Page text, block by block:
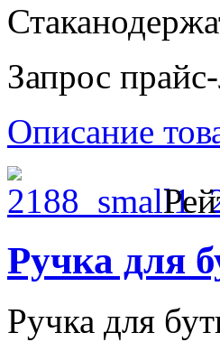
Запрос
Описание
Ручка для
Ручка для